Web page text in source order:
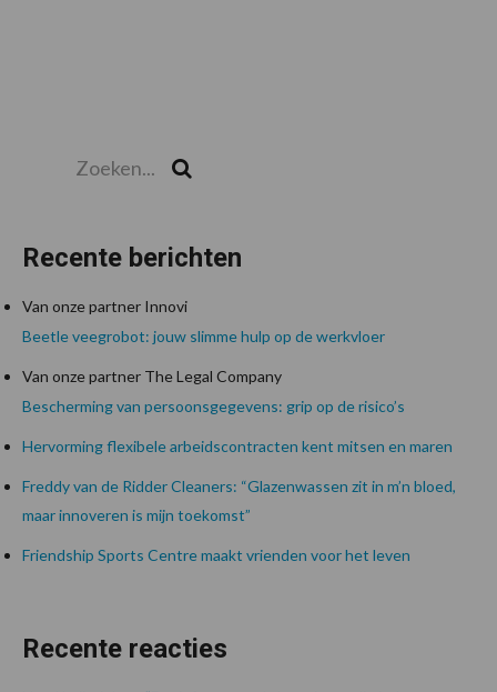
Recente berichten
Van onze partner Innovi
Beetle veegrobot: jouw slimme hulp op de werkvloer
Van onze partner The Legal Company
Bescherming van persoonsgegevens: grip op de risico’s
Hervorming flexibele arbeidscontracten kent mitsen en maren
Freddy van de Ridder Cleaners: “Glazenwassen zit in m’n bloed,
maar innoveren is mijn toekomst”
Friendship Sports Centre maakt vrienden voor het leven
Recente reacties